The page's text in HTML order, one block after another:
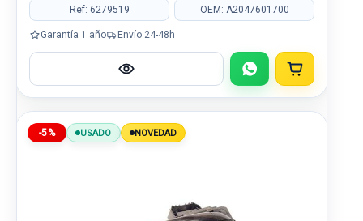
Ref: 6279519 OEM: A2047601700
Garantía 1 año Envío 24-48h
-5% USADO NOVEDAD